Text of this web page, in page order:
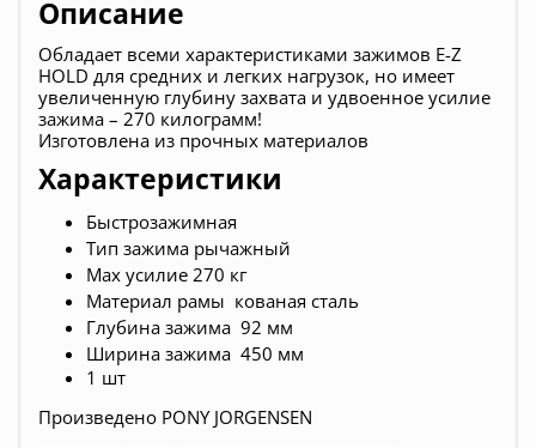
Описание
Обладает всеми характеристиками зажимов E-Z
HOLD для средних и легких нагрузок, но имеет
увеличенную глубину захвата и удвоенное усилие
зажима – 270 килограмм!
Изготовлена из прочных материалов
Характеристики
Быстрозажимная
Тип зажима рычажный
Max усилие 270 кг
Материал рамы кованая сталь
Глубина зажима 92 мм
Ширина зажима 450 мм
1 шт
Произведено PONY JORGENSEN